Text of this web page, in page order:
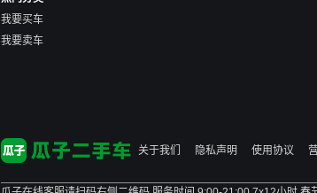
我要买车
我要卖车
关于我们
隐私声明 使用协议